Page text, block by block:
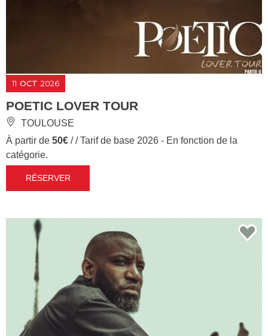
11 OCT 2026
POETIC LOVER TOUR
TOULOUSE
À partir de 50€ / / Tarif de base 2026 - En fonction de la
catégorie.
RÉSERVER